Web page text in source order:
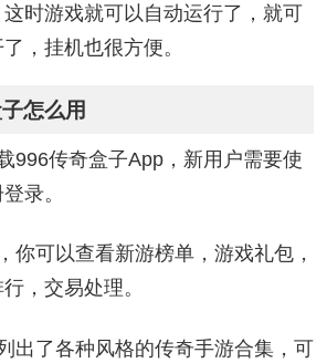
时游戏就可以自动运行了，就可
，挂机也很方便。
怎么用
996传奇盒子App，新用户需要使
录。
你可以查看新游榜单，游戏礼包，
，交易处理。
出了各种风格的传奇手游合集，可